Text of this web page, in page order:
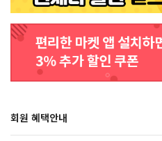
회원 혜택안내